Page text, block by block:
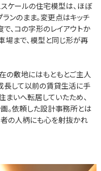
ケールの住宅模型は、ほぼ
ンのまま。変更点はキッチ
、コの字形のレイアウトか
場まで、模型と同じ形が再
の敷地にはもともとご主人
長して以前の賃貸生活に手
いへ転居していたため、
。依頼した設計事務所とは
の人柄にも心を射抜かれ